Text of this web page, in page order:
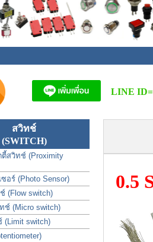
LINE ID=
สวิทช์
(SWITCH)
สวิทช์ (Proximity
อร์ (Photo Sensor)
(Flow switch)
(Micro switch)
switch)
0.5